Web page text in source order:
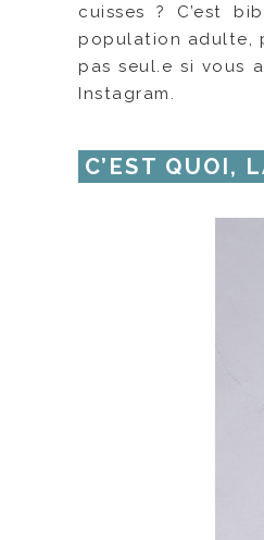
cuisses ? C’est
population adulte,
pas seul.e si vous
Instagram.
C’EST QUOI,